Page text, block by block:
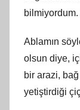
Ablamın
olsun diye,
bir arazi,
yetiştirdiği